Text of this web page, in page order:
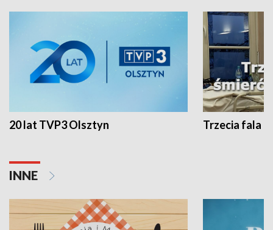
20 lat TVP3 Olsztyn Trzecia fala -
INNE